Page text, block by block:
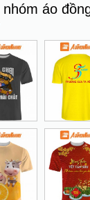
áo